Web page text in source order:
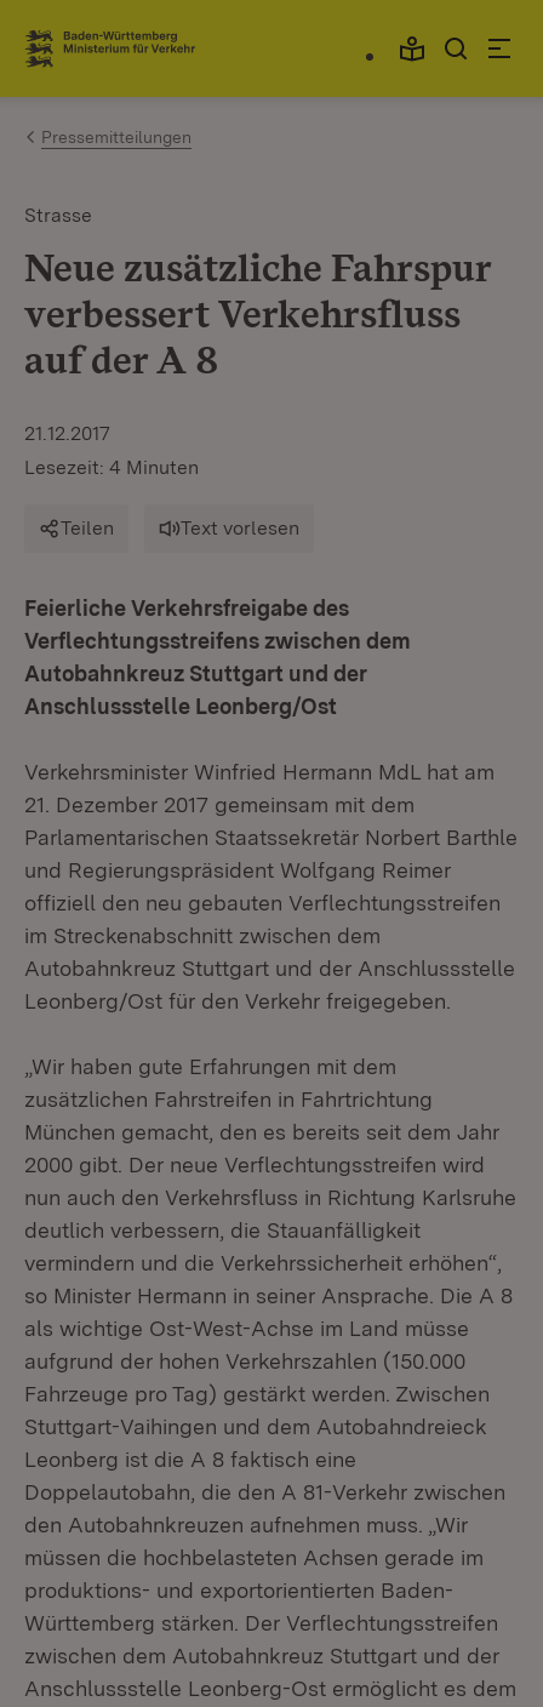
Zum Inhalt springen
Link zur Startseite
Pressemitteilungen
Strasse
Neue zusätzliche Fahrspur
verbessert Verkehrsfluss
auf der A 8
21.12.2017
Lesezeit: 4 Minuten
Teilen Text vorlesen
Feierliche Verkehrsfreigabe des
Verflechtungsstreifens zwischen dem
Autobahnkreuz Stuttgart und der
Anschlussstelle Leonberg/Ost
Verkehrsminister Winfried Hermann MdL hat am
21. Dezember 2017 gemeinsam mit dem
Parlamentarischen Staatssekretär Norbert Barthle
und Regierungspräsident Wolfgang Reimer
offiziell den neu gebauten Verflechtungsstreifen
im Streckenabschnitt zwischen dem
Autobahnkreuz Stuttgart und der Anschlussstelle
Leonberg/Ost für den Verkehr freigegeben.
„Wir haben gute Erfahrungen mit dem
zusätzlichen Fahrstreifen in Fahrtrichtung
München gemacht, den es bereits seit dem Jahr
2000 gibt. Der neue Verflechtungsstreifen wird
nun auch den Verkehrsfluss in Richtung Karlsruhe
deutlich verbessern, die Stauanfälligkeit
vermindern und die Verkehrssicherheit erhöhen“,
so Minister Hermann in seiner Ansprache. Die A 8
als wichtige Ost-West-Achse im Land müsse
aufgrund der hohen Verkehrszahlen (150.000
Fahrzeuge pro Tag) gestärkt werden. Zwischen
Stuttgart-Vaihingen und dem Autobahndreieck
Leonberg ist die A 8 faktisch eine
Doppelautobahn, die den A 81-Verkehr zwischen
den Autobahnkreuzen aufnehmen muss. „Wir
müssen die hochbelasteten Achsen gerade im
produktions- und exportorientierten Baden-
Württemberg stärken. Der Verflechtungsstreifen
zwischen dem Autobahnkreuz Stuttgart und der
Anschlussstelle Leonberg-Ost ermöglicht es dem